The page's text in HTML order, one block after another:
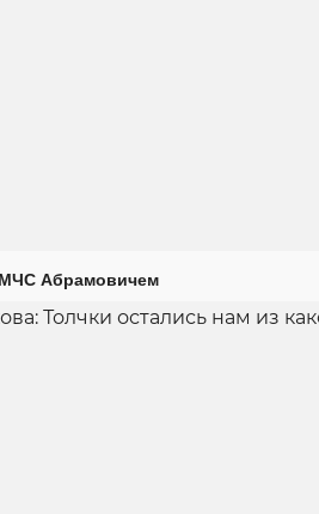
МЧС Абрамовичем